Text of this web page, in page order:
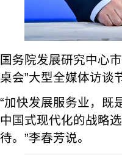
国务院发展研究中心
桌会”大型全媒体访谈
“加快发展服务业，既
中国式现代化的战略
待。”李春芳说。